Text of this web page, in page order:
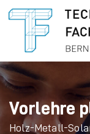
Vorlehre
Holz-Metall-